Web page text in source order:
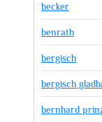
becker
benrath
bergisch
bergisch
bernhard